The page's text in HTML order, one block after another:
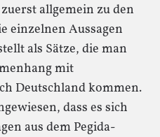
allgemein zu den
einzelnen Aussagen
als Sätze, die man
mit
Deutschland kommen.
dass es sich
aus dem Pegida-